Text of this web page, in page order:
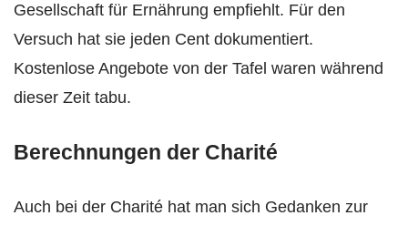
Gesellschaft für Ernährung empfiehlt. Für den
Versuch hat sie jeden Cent dokumentiert.
Kostenlose Angebote von der Tafel waren während
dieser Zeit tabu.
Berechnungen der Charité
Auch bei der Charité hat man sich Gedanken zur